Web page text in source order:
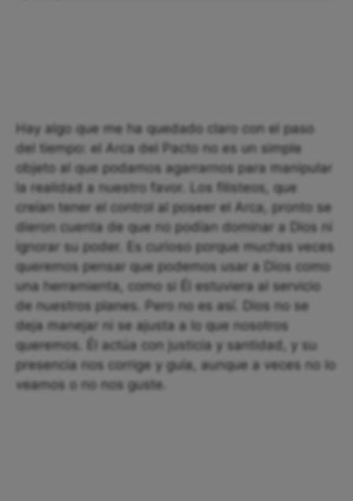
Hay algo que me ha quedado claro con el paso
del tiempo: el Arca del Pacto no es un simple
objeto al que podamos agarrarnos para manipular
la realidad a nuestro favor. Los filisteos, que
creían tener el control al poseer el Arca, pronto se
dieron cuenta de que no podían dominar a Dios ni
ignorar su poder. Es curioso porque muchas veces
queremos pensar que podemos usar a Dios como
una herramienta, como si Él estuviera al servicio
de nuestros planes. Pero no es así. Dios no se
deja manejar ni se ajusta a lo que nosotros
queremos. Él actúa con justicia y santidad, y su
presencia nos corrige y guía, aunque a veces no lo
veamos o no nos guste.